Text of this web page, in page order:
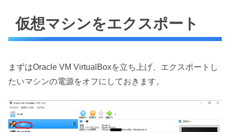
仮想マシンをエクスポート
まずはOracle VM VirtualBoxを立ち上げ、エクスポートし
たいマシンの電源をオフにしておきます。